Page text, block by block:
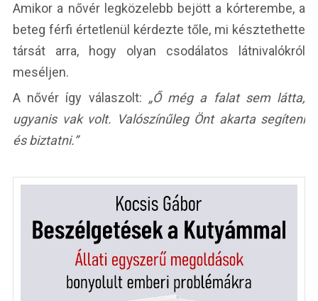
Amikor a nővér legközelebb bejött a kórterembe, a
beteg férfi értetlenül kérdezte tőle, mi késztethette
társát arra, hogy olyan csodálatos látnivalókról
meséljen.
A nővér így válaszolt: „Ő még a falat sem látta,
ugyanis vak volt. Valószínűleg Önt akarta segíteni
és biztatni.”